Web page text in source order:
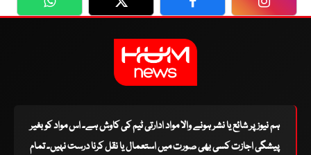
WhatsApp Twitter Facebook
ہم نیوز پر شائع یا نشر ہونے والا مواد ادارتی ٹیم کی کاوش ہے۔ اس مواد کو بغیر
پیشگی اجازت کسی بھی صورت میں استعمال یا نقل کرنا درست نہیں۔ تمام